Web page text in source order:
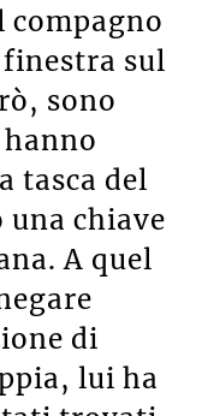
finestra sul
sono
tasca del
chiave
A quel
di
lui ha